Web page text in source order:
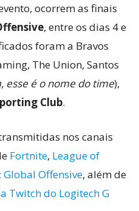
ocorrem as finais
, entre os dias 4 e
foram a Bravos
The Union, Santos
esse é o nome do time),
Club.
nos canais
Fortnite, League of
Offensive, além de
Twitch do Logitech G